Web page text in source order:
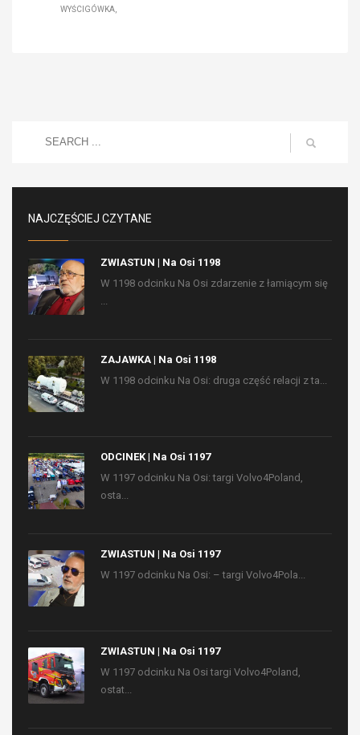
WYŚCIGÓWKA
NAJCZĘŚCIEJ CZYTANE
ZWIASTUN | Na Osi 1198
W 1198 odcinku Na Osi zdarzenie z łamiącym się
ZAJAWKA | Na Osi 1198
W 1198 odcinku Na Osi: druga część relacji z ta...
ODCINEK | Na Osi 1197
W 1197 odcinku Na Osi: targi Volvo4Poland,
osta...
ZWIASTUN | Na Osi 1197
W 1197 odcinku Na Osi: – targi Volvo4Pola...
ZWIASTUN | Na Osi 1197
W 1197 odcinku Na Osi targi Volvo4Poland,
ostat...